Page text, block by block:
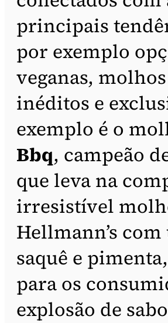
principais
por exemplo
veganas,
inéditos e
exemplo é o
Bbq, campeão
que leva na
irresistível
Hellmann’s
saquê e
para os
explosão de